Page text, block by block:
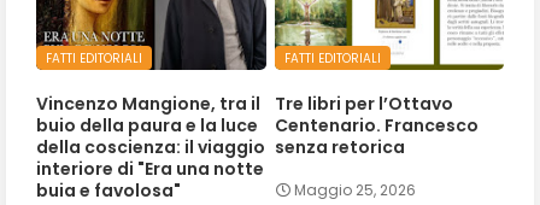
FATTI EDITORIALI
Vincenzo Mangione, tra il
buio della paura e la luce
della coscienza: il viaggio
interiore di "Era una notte
buia e favolosa"
FATTI EDITORIALI
Tre libri per l’Ottavo
Centenario. Francesco
senza retorica
Maggio 25, 2026